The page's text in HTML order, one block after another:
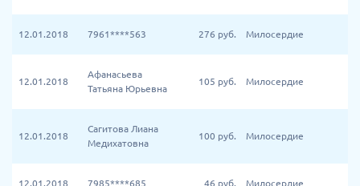
12.01.2018 7961****563 276 руб. Милосердие
12.01.2018
Афанасьева
Татьяна Юрьевна
105 руб. Милосердие
12.01.2018
Сагитова Лиана
Медихатовна
100 руб. Милосердие
12.01.2018 7985****685 46 руб. Милосердие